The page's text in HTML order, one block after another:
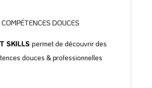
COMPÉTENCES DOUCES
SKILLSpermet de découvrir des
douces & professionnelles